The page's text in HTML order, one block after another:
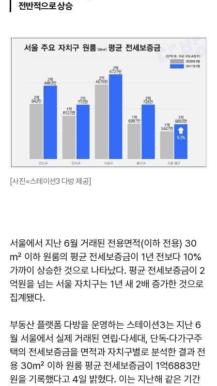
전반적으로 상승
[사진=스테이션3 다방 제공]
서울에서 지난 6월 거래된 전용면적(이하 전용) 30
㎡ 이하 원룸의 평균 전세보증금이 1년 전보다 10%
가까이 상승한 것으로 나타났다. 평균 전세보증금이 2
억원을 넘는 서울 자치구는 1년 새 2배 증가한 것으로
집계됐다.
부동산 플랫폼 다방을 운영하는 스테이션3는 지난 6
월 서울에서 실제 거래된 연립·다세대, 단독·다가구주
택의 전세보증금을 면적과 자치구별로 분석한 결과 전
용 30㎡ 이하 원룸 평균 전세보증금이 1억6883만
원을 기록했다고 4일 밝혔다. 이는 지난해 같은 기간